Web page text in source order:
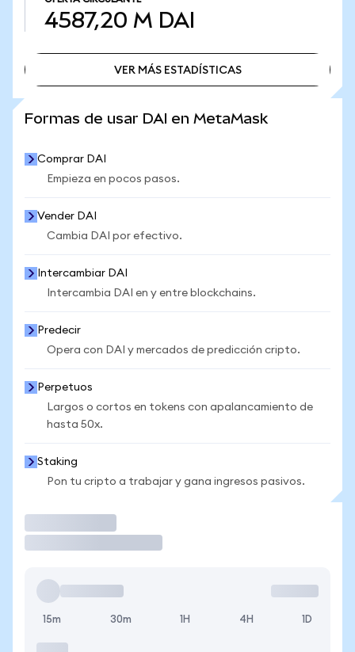
4587,20 M DAI
VER MÁS ESTADÍSTICAS
Formas de usar DAI en MetaMask
Comprar DAI
Empieza en pocos pasos.
Vender DAI
Cambia DAI por efectivo.
Intercambiar DAI
Intercambia DAI en y entre blockchains.
Predecir
Opera con DAI y mercados de predicción cripto.
Perpetuos
Largos o cortos en tokens con apalancamiento de
hasta 50x.
Staking
Pon tu cripto a trabajar y gana ingresos pasivos.
15m 30m 1H 4H 1D